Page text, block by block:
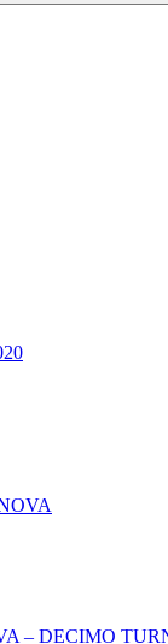
– DECIMO